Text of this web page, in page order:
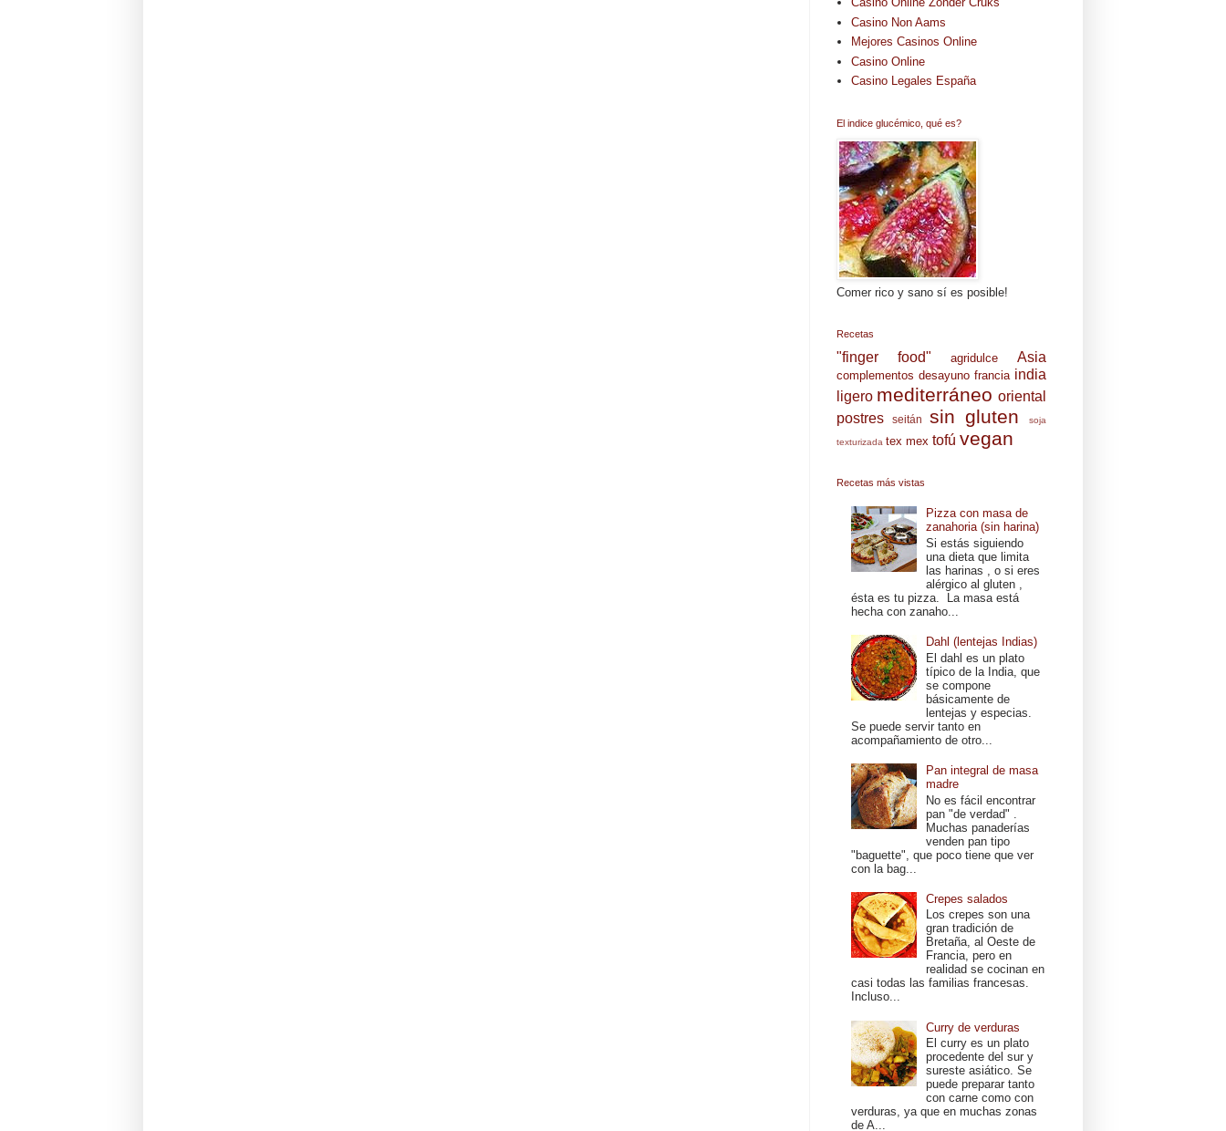
Casino Non Aams
Mejores Casinos Online
Casino Online
Casino Legales España
El indice glucémico, qué es?
Comer rico y sano sí es posible!
Recetas
"finger food" agridulce Asia
complementos desayuno francia india
ligero mediterráneo oriental
postres
seitán sin gluten soja
texturizada tex mex tofú vegan
Recetas más vistas
Pizza con masa de
zanahoria (sin harina)
Si estás siguiendo
una dieta que limita
las harinas , o si eres
alérgico al gluten ,
ésta es tu pizza. La masa está
hecha con zanaho...
Dahl (lentejas Indias)
El dahl es un plato
típico de la India, que
se compone
básicamente de
lentejas y especias.
Se puede servir tanto en
acompañamiento de otro...
Pan integral de masa
madre
No es fácil encontrar
pan "de verdad" .
Muchas panaderías
venden pan tipo
"baguette", que poco tiene que ver
con la bag...
Crepes salados
Los crepes son una
gran tradición de
Bretaña, al Oeste de
Francia, pero en
realidad se cocinan en
casi todas las familias francesas.
Incluso...
Curry de verduras
El curry es un plato
procedente del sur y
sureste asiático. Se
puede preparar tanto
con carne como con
verduras, ya que en muchas zonas
de A...